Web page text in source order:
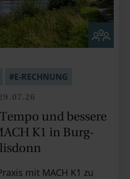
#E-RECHNUNG
und bessere
K1 in Burg-
mit MACH K1 zu